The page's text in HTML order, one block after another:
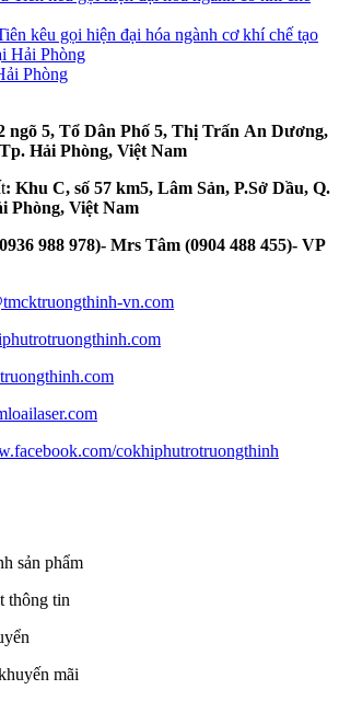
kêu gọi hiện đại hóa ngành cơ khí chế tạo
Phòng
ngõ 5, Tổ Dân Phố 5, Thị Trấn An Dương,
Hải Phòng, Việt Nam
: Khu C, số 57 km5, Lâm Sản, P.Sở Dầu, Q.
Phòng, Việt Nam
988 978)- Mrs Tâm (0904 488 455)- VP
vn.com
cokhiphutrotruongthinh
sản phẩm
thông tin
mãi